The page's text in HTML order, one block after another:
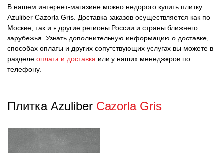
В нашем интернет-магазине можно недорого купить плитку
Azuliber Cazorla Gris. Доставка заказов осуществляется как по
Москве, так и в другие регионы России и страны ближнего
зарубежья. Узнать дополнительную информацию о доставке,
способах оплаты и других сопутствующих услугах вы можете в
разделе оплата и доставка или у наших менеджеров по
телефону.
Плитка Azuliber Cazorla Gris